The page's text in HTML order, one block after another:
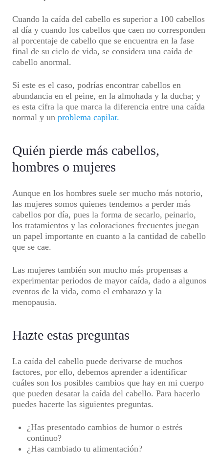
Cuando la caída del cabello es superior a 100 cabellos
al día y cuando los cabellos que caen no corresponden
al porcentaje de cabello que se encuentra en la fase
final de su ciclo de vida, se considera una caída de
cabello anormal.
Si este es el caso, podrías encontrar cabellos en
abundancia en el peine, en la almohada y la ducha; y
es esta cifra la que marca la diferencia entre una caída
normal y un problema capilar.
Quién pierde más cabellos,
hombres o mujeres
Aunque en los hombres suele ser mucho más notorio,
las mujeres somos quienes tendemos a perder más
cabellos por día, pues la forma de secarlo, peinarlo,
los tratamientos y las coloraciones frecuentes juegan
un papel importante en cuanto a la cantidad de cabello
que se cae.
Las mujeres también son mucho más propensas a
experimentar periodos de mayor caída, dado a algunos
eventos de la vida, como el embarazo y la
menopausia.
Hazte estas preguntas
La caída del cabello puede derivarse de muchos
factores, por ello, debemos aprender a identificar
cuáles son los posibles cambios que hay en mi cuerpo
que pueden desatar la caída del cabello. Para hacerlo
puedes hacerte las siguientes preguntas.
¿Has presentado cambios de humor o estrés
continuo?
¿Has cambiado tu alimentación?